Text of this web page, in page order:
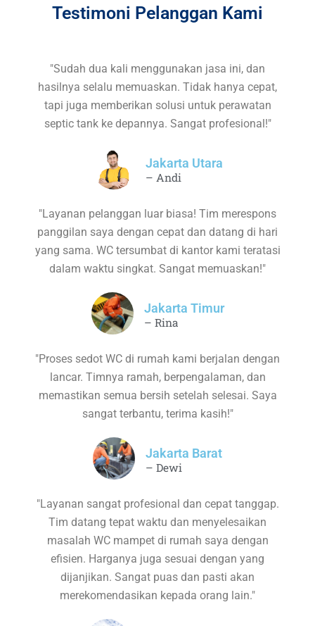
Testimoni Pelanggan Kami
"Sudah dua kali menggunakan jasa ini, dan
hasilnya selalu memuaskan. Tidak hanya cepat,
tapi juga memberikan solusi untuk perawatan
septic tank ke depannya. Sangat profesional!"
Jakarta Utara
– Andi
"Layanan pelanggan luar biasa! Tim merespons
panggilan saya dengan cepat dan datang di hari
yang sama. WC tersumbat di kantor kami teratasi
dalam waktu singkat. Sangat memuaskan!"
Jakarta Timur
– Rina
"Proses sedot WC di rumah kami berjalan dengan
lancar. Timnya ramah, berpengalaman, dan
memastikan semua bersih setelah selesai. Saya
sangat terbantu, terima kasih!"
Jakarta Barat
– Dewi
"Layanan sangat profesional dan cepat tanggap.
Tim datang tepat waktu dan menyelesaikan
masalah WC mampet di rumah saya dengan
efisien. Harganya juga sesuai dengan yang
dijanjikan. Sangat puas dan pasti akan
merekomendasikan kepada orang lain."